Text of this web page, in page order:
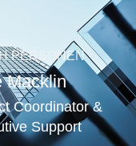
PERSONEN
Macklin
Coordinator &
Support